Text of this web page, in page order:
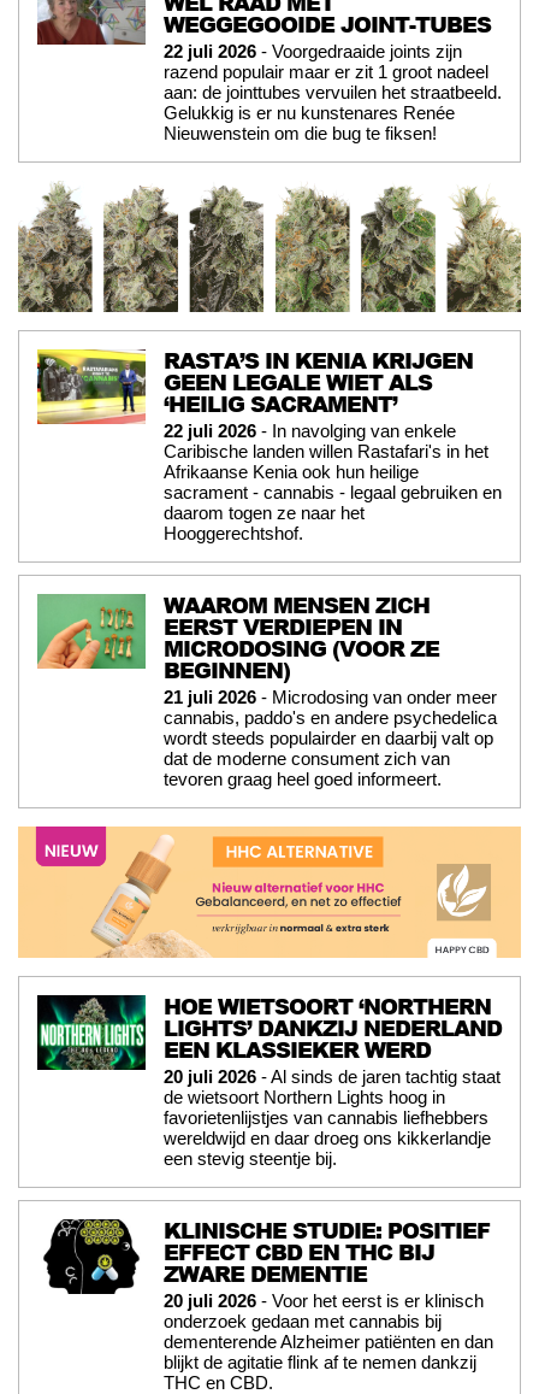
WEGGEGOOIDE JOINT-TUBES
22 juli 2026 - Voorgedraaide joints zijn
razend populair maar er zit 1 groot nadeel
aan: de jointtubes vervuilen het straatbeeld.
Gelukkig is er nu kunstenares Renée
Nieuwenstein om die bug te fiksen!
RASTA’S IN KENIA KRIJGEN
GEEN LEGALE WIET ALS
‘HEILIG SACRAMENT’
22 juli 2026 - In navolging van enkele
Caribische landen willen Rastafari's in het
Afrikaanse Kenia ook hun heilige
sacrament - cannabis - legaal gebruiken en
daarom togen ze naar het
Hooggerechtshof.
WAAROM MENSEN ZICH
EERST VERDIEPEN IN
MICRODOSING (VOOR ZE
BEGINNEN)
21 juli 2026 - Microdosing van onder meer
cannabis, paddo's en andere psychedelica
wordt steeds populairder en daarbij valt op
dat de moderne consument zich van
tevoren graag heel goed informeert.
HOE WIETSOORT ‘NORTHERN
LIGHTS’ DANKZIJ NEDERLAND
EEN KLASSIEKER WERD
20 juli 2026 - Al sinds de jaren tachtig staat
de wietsoort Northern Lights hoog in
favorietenlijstjes van cannabis liefhebbers
wereldwijd en daar droeg ons kikkerlandje
een stevig steentje bij.
KLINISCHE STUDIE: POSITIEF
EFFECT CBD EN THC BIJ
ZWARE DEMENTIE
20 juli 2026 - Voor het eerst is er klinisch
onderzoek gedaan met cannabis bij
dementerende Alzheimer patiënten en dan
blijkt de agitatie flink af te nemen dankzij
THC en CBD.